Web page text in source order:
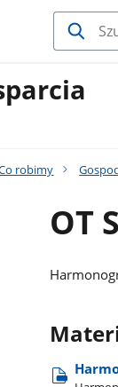
robimy
OT